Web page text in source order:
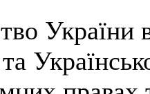
України